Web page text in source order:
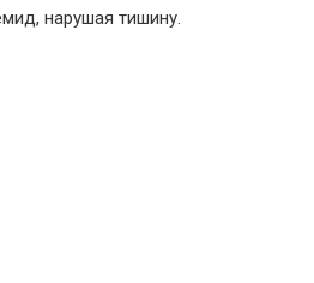
нарушая тишину.